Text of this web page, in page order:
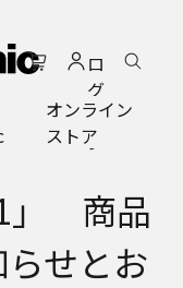
ロ
グ
イ
ン
オンライン
ストア
」 商品
せとお